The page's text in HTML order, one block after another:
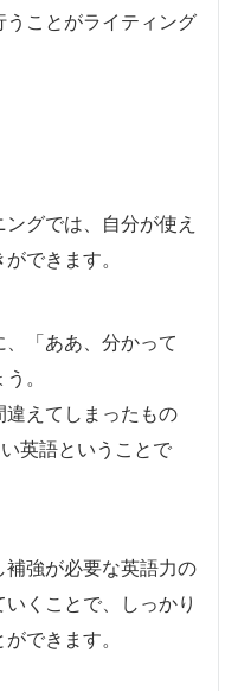
ことがライティング
グでは、自分が使え
できます。
「ああ、分かって
。
えてしまったもの
英語ということで
強が必要な英語力の
くことで、しっかり
できます。